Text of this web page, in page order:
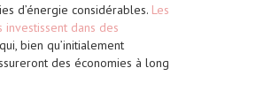
d’énergie considérables. Les
dans des
qui, bien qu’initialement
des économies à long